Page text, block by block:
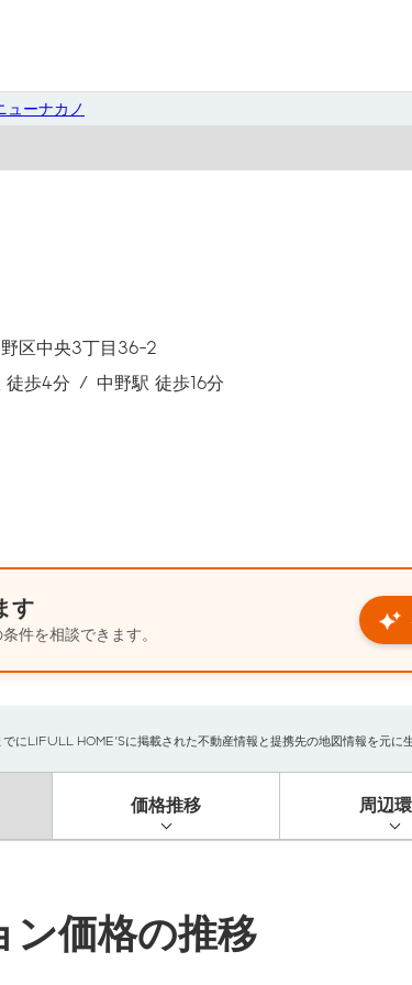
ューナカノ
区中央3丁目36-2
徒歩4分
中野駅 徒歩16分
す
件を相談できます。
でにLIFULL HOME'Sに掲載された不動産情報と提携先の地図情報を元
価格推移 周辺
ン価格の推移